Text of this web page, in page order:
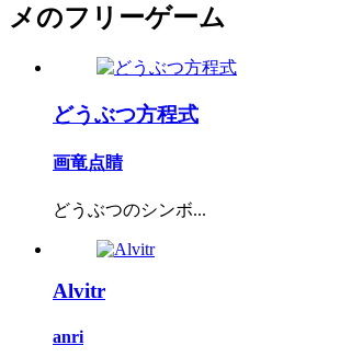
メのフリーゲーム
どうぶつ方程式
画竜点睛
どうぶつのシンボ...
Alvitr
anri